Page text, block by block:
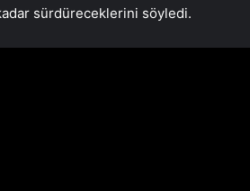
sürdüreceklerini söyledi.